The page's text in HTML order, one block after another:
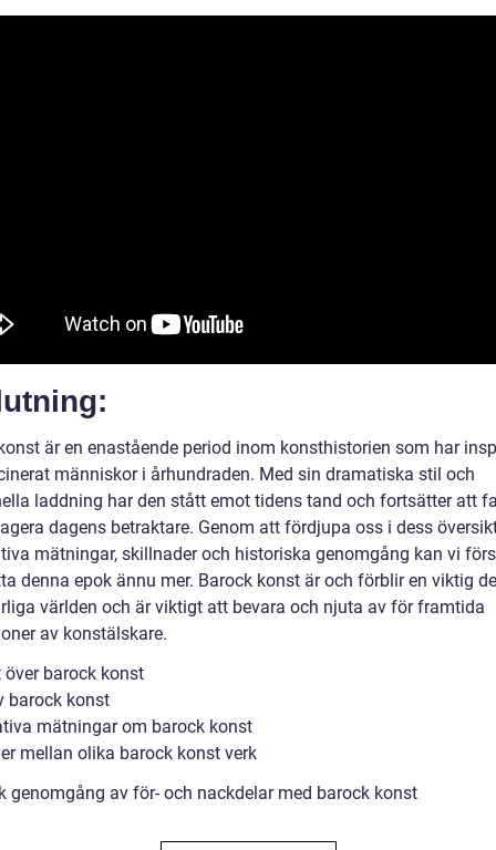
är en enastående period inom konsthistorien som har
människor i århundraden. Med sin dramatiska stil och
laddning har den stått emot tidens tand och fortsätter att
dagens betraktare. Genom att fördjupa oss i dess
mätningar, skillnader och historiska genomgång kan vi
denna epok ännu mer. Barock konst är och förblir en viktig
världen och är viktigt att bevara och njuta av för framtida
av konstälskare.
över barock konst
barock konst
mätningar om barock konst
mellan olika barock konst verk
genomgång av för- och nackdelar med barock konst